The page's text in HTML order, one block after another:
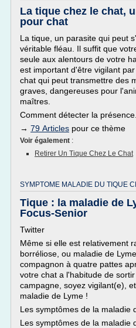
La tique chez le chat,
pour chat
La tique, un parasite qui peut
véritable fléau. Il suffit que
seule aux alentours de votre
est important d'être vigilant
chat qui peut transmettre des
graves, dangereuses pour
maîtres.
Comment détecter la
→ 79 Articles pour ce thème
Voir également :
Retirer Un Tique Chez Le Chat
SYMPTOME MALADIE DU TIQUE
Tique : la maladie de
Focus-Senior
Twitter
Même si elle est relativement
borréliose, ou maladie de
compagnon à quatre pattes
votre chat a l'habitude de
campagne, soyez vigilant(e),
maladie de Lyme !
Les symptômes de la maladie
Les symptômes de la maladie